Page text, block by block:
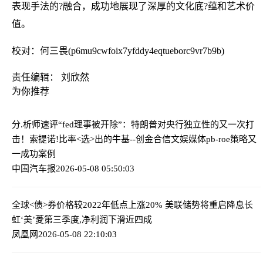
表现手法的?融合，成功地展现了深厚的文化底?蕴和艺术价
值。
校对：何三畏(p6mu9cwfoix7yfddy4eqtueborc9vr7b9b)
责任编辑： 刘欣然
为你推荐
分.析师速评“fed理事被开除”：特朗普对央行独立性的又一次打
击！ 索提诺!比率<选>出的牛基--创金合信文娱媒体pb-roe策略又
一成功案例
中国汽车报2026-05-08 05:50:03
全球<债>券价格较2022年低点上涨20% 美联储势将重启降息长
虹‘美’菱第三季度,净利润下滑近四成
凤凰网2026-05-08 22:10:03